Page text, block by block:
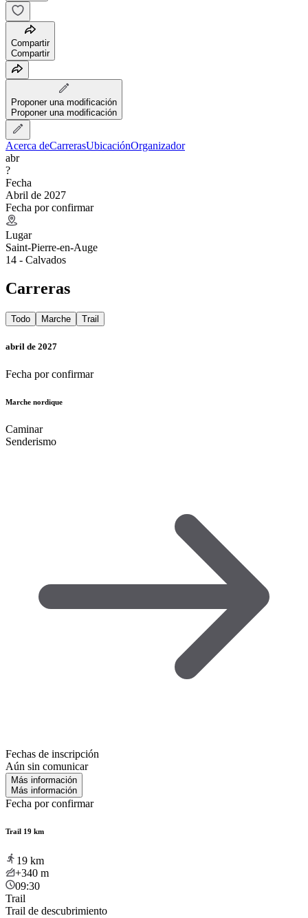
Compartir
Compartir
Proponer una modificación
Proponer una modificación
Acerca deCarrerasUbicaciónOrganizador
abr
?
Fecha
Abril de 2027
Fecha por confirmar
Lugar
Saint-Pierre-en-Auge
14 - Calvados
Carreras
Todo Marche Trail
abril de 2027
Fecha por confirmar
Marche nordique
Caminar
Senderismo
Fechas de inscripción
Aún sin comunicar
Más información
Más información
Fecha por confirmar
Trail 19 km
19 km
+340 m
09:30
Trail
Trail de descubrimiento